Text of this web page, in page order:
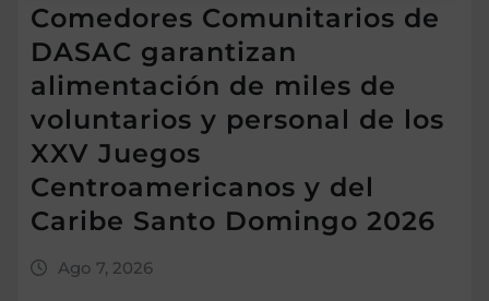
Comedores Comunitarios de
DASAC garantizan
alimentación de miles de
voluntarios y personal de los
XXV Juegos
Centroamericanos y del
Caribe Santo Domingo 2026
Ago 7, 2026